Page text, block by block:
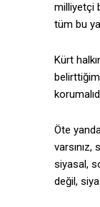
milliyetçi
tüm bu
Kürt
Öte
siyasal,
değil,